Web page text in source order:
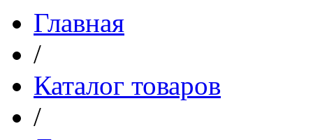
Главная
/
Каталог товаров
/